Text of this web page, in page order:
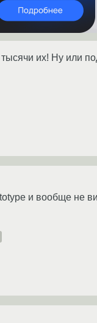
тысячи их! Ну или
и вообще не